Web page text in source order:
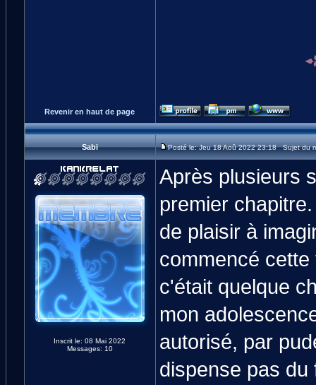
Revenir en haut de page
Sabi Posté le: Jeu 18 Aoû 2022 23:18 Sujet du
Inscrit le: 08 Mai 2022
Messages: 10
Après plusieurs
premier
de plaisir à
commencé
c'était quelque
mon
autorisé, par
dispense pas du